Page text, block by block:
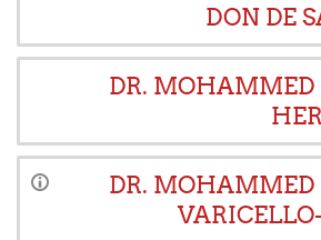
DON DE
DR.
DR.